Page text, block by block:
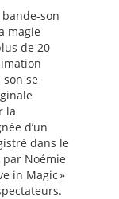
son
magie
de 20
se
la
d’un
dans le
par Noémie
in Magic »